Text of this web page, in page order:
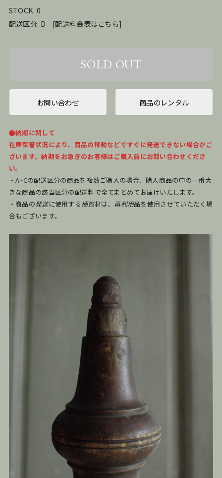
STOCK. 0
配送区分. D [配送料金表はこちら]
お問い合わせ 商品のレンタル
●納期に関して
在庫保管状況により、商品の移動などですぐに発送できない場合がご
ざいます。納期をお急ぎのお客様はご購入前にお問い合わせくださ
い。
・A~Cの配送区分の商品を複数ご購入の場合、購入商品の中の一番大
きな商品の該当区分の配送料で全てまとめてお届けいたします。
・商品の発送に使用する梱包材は、 再利用品を使用させていただく場
合もございます。